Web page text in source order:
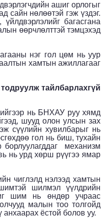
ашиг орлогыг
сайн нөлөөтэй гэж үздэг.
багасгана
өөрчлөлттэй тэмцэхэд
нэг гол цөм нь уур
хамтын ажиллагааг
тайлбарлахгүй
нь БНХАУ руу хямд
шууд олон улсын зах
сүүлийн хувилбарыг нь
гол нь биш, тухайн
борлуулагддаг механизм
нь урд хөрш рүүгээ ямар
чиглэлд нэлээд хамтын
шилмэл үүлдрийн
шим нь өндөр учраас
малын тоо толгойд
ёстой болов уу.